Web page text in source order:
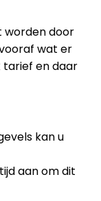
worden door
wat er
en daar
kan u
aan om dit